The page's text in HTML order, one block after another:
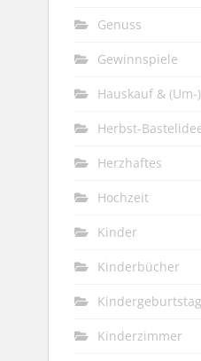
Genuss
Gewinnspiele
Hauskauf & (Um-
Herbst-
Herzhaftes
Hochzeit
Kinder
Kinderbücher
Kindergeburtstag
Kinderzimmer